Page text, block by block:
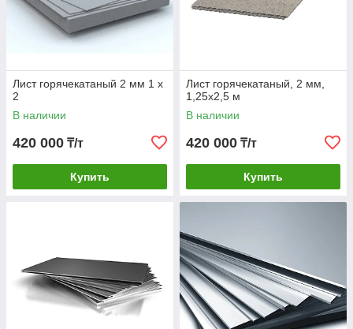
Лист горячекатаный 2 мм 1 х
2
В наличии
420 000 ₸/т
Купить
Лист горячекатаный, 2 мм,
1,25х2,5 м
В наличии
420 000 ₸/т
Купить